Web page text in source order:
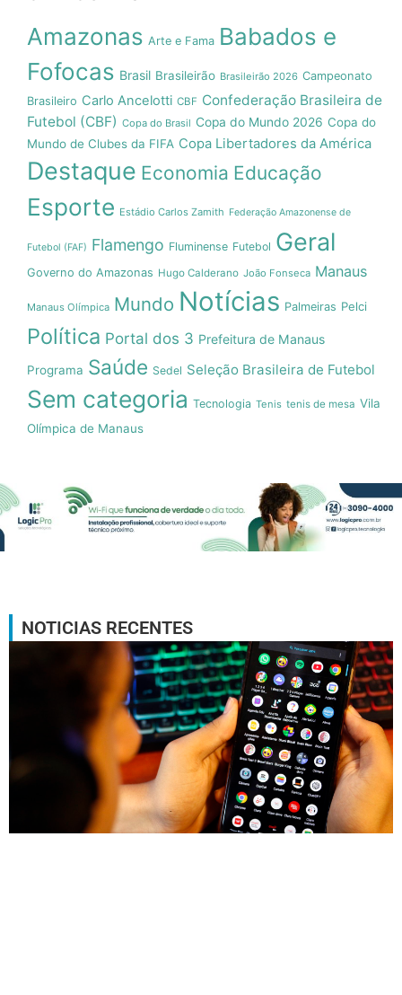
Amazonas Arte e Fama Babados e
Fofocas Brasil Brasileirão Brasileirão 2026 Campeonato
Brasileiro Carlo Ancelotti CBF Confederação Brasileira de
Futebol (CBF) Copa do Brasil Copa do Mundo 2026 Copa do
Mundo de Clubes da FIFA Copa Libertadores da América
Destaque Economia Educação
Esporte Estádio Carlos Zamith Federação Amazonense de
Futebol (FAF) Flamengo Fluminense Futebol Geral
Governo do Amazonas Hugo Calderano João Fonseca Manaus
Manaus Olímpica Mundo Notícias Palmeiras Pelci
Política Portal dos 3 Prefeitura de Manaus
Programa Saúde Sedel Seleção Brasileira de Futebol
Sem categoria Tecnologia Tenis tenis de mesa Vila
Olímpica de Manaus
NOTICIAS RECENTES